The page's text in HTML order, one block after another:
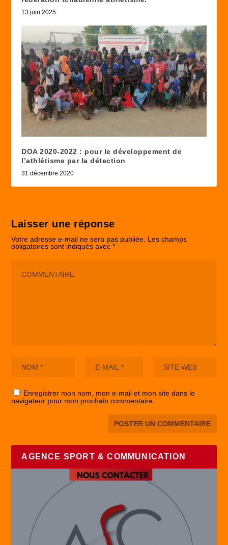
13 juin 2025
DOA 2020-2022 : pour le développement de
l’athlétisme par la détection
31 décembre 2020
Laisser une réponse
Votre adresse e-mail ne sera pas publiée. Les champs
obligatoires sont indiqués avec*
Enregistrer mon nom, mon e-mail et mon site dans le
navigateur pour mon prochain commentaire.
AGENCE SPORT & COMMUNICATION